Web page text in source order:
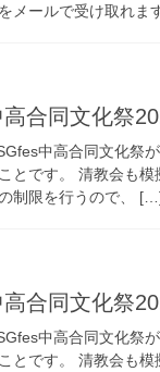
メールで受け取れ
高合同文化祭
中高合同文化祭
とです。 清教会も
制限を行うので、
高合同文化祭
中高合同文化祭
とです。 清教会も